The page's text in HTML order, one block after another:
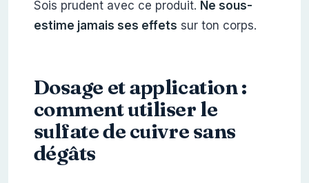
Sois prudent avec ce produit. Ne sous-
estime jamais ses effets sur ton corps.
Dosage et application :
comment utiliser le
sulfate de cuivre sans
dégâts